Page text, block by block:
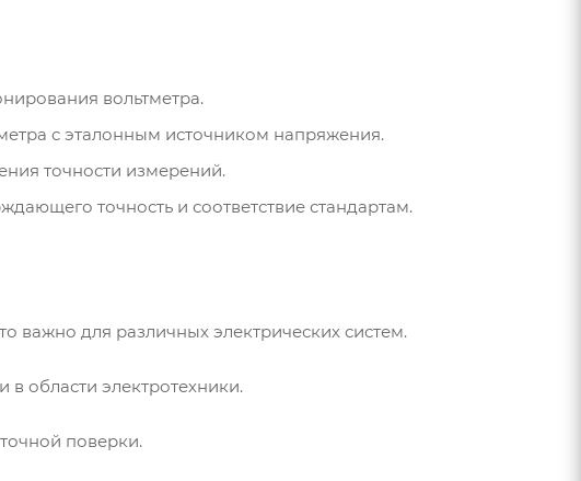
вольтметра.
с эталонным источником напряжения.
точности измерений.
точность и соответствие стандартам.
важно для различных электрических систем.
области электротехники.
поверки.